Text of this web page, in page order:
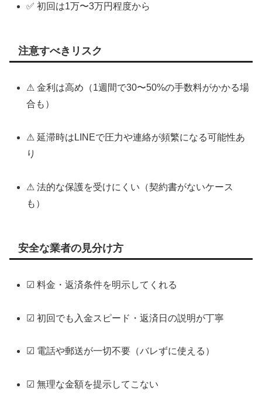
✅ 初回は1万〜3万円程度から
注意すべきリスク
⚠ 金利は高め（1週間で30〜50%の手数料がかかる場
合も）
⚠ 延滞時はLINEで圧力や連絡が頻繁になる可能性あ
り
⚠ 法的な保護を受けにくい（契約書がないケース
も）
安全な業者の見分け方
☑ 料金・返済条件を明示してくれる
☑ 初回でも入金スピード・返済日の説明が丁寧
☑ 電話や郵送が一切不要（バレずに使える）
☑ 無理な金額を提示してこない